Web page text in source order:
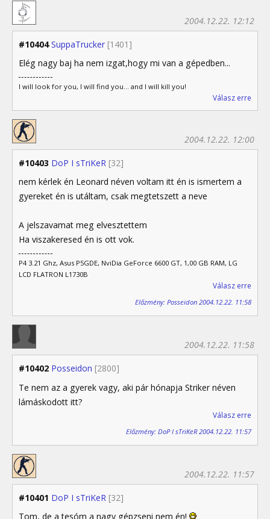
#10404 SuppaTrucker [1401]
2004.12.22. 12:12
Elég nagy baj ha nem izgat,hogy mi van a gépedben...
I will look for you, I will find you... and I will kill you!
Válasz erre
#10403 DoP I sTriKeR [32]
2004.12.22. 12:00
nem kérlek én Leonard néven voltam itt én is ismertem a
gyereket én is utáltam, csak megtetszett a neve
A jelszavamat meg elvesztettem
Ha viszakeresed én is ott vok.
P4 3.21 Ghz, Asus P5GDE, NviDia GeForce 6600 GT, 1,00 GB RAM, LG
LCD FLATRON L1730B
Válasz erre
Előzmény: Posseidon 2004.12.22. 11:58
#10402 Posseidon [2800]
2004.12.22. 11:58
Te nem az a gyerek vagy, aki pár hónapja Striker néven
lámáskodott itt?
Válasz erre
Előzmény: DoP I sTriKeR 2004.12.22. 11:57
#10401 DoP I sTriKeR [32]
2004.12.22. 11:57
Tom, de a tesóm a nagy gépzseni nem én!